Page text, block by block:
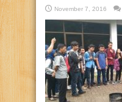
November 7, 2016